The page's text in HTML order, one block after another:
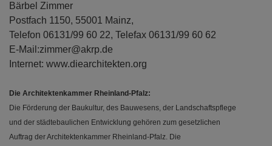
Bärbel Zimmer
Postfach 1150, 55001 Mainz,
Telefon 06131/99 60 22, Telefax 06131/99 60 62
E-Mail:zimmer@akrp.de
Internet: www.diearchitekten.org
Die Architektenkammer Rheinland-Pfalz:
Die Förderung der Baukultur, des Bauwesens, der Landschaftspflege
und der städtebaulichen Entwicklung gehören zum gesetzlichen
Auftrag der Architektenkammer Rheinland-Pfalz. Die